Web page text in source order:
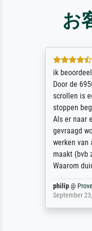
お
4.5
ik beoordeel
Door de 69505
scrollen is
stoppen
Als er naar
gevraagd
werken van
maakt (bvb
Waarom duidt u
philip@
September 23,